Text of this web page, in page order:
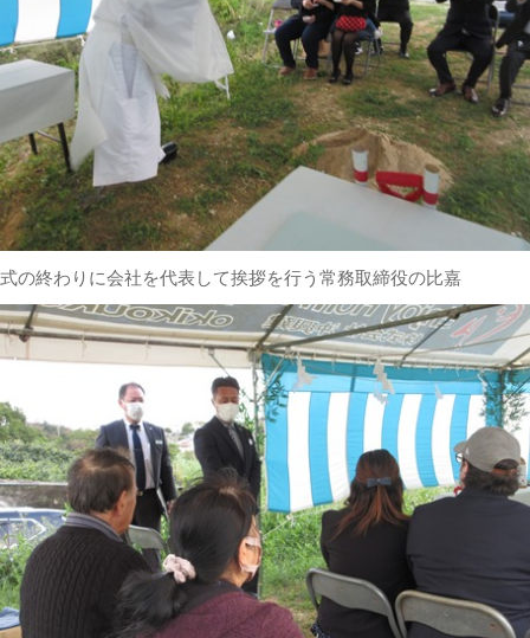
式の終わりに会社を代表して挨拶を行う常務取締役の比嘉